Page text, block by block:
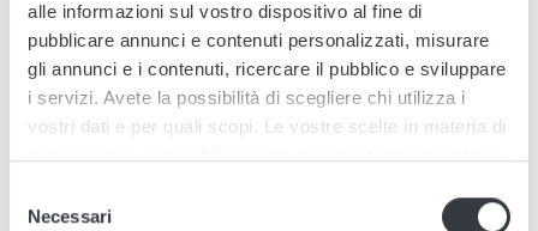
alle informazioni sul vostro dispositivo al fine di
pubblicare annunci e contenuti personalizzati, misurare
gli annunci e i contenuti, ricercare il pubblico e sviluppare
i servizi. Avete la possibilità di scegliere chi utilizza i
vostri dati e per quali scopi. Le vostre scelte in materia di
modificare o revocare il proprio consenso in qualsiasi
delNecessari
per generare dati
statistici su come
il visitatore
utilizza il sito
2 anni